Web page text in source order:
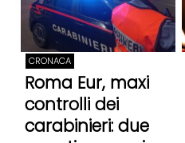
CRONACA
Roma Eur, maxi
controlli dei
carabinieri: due